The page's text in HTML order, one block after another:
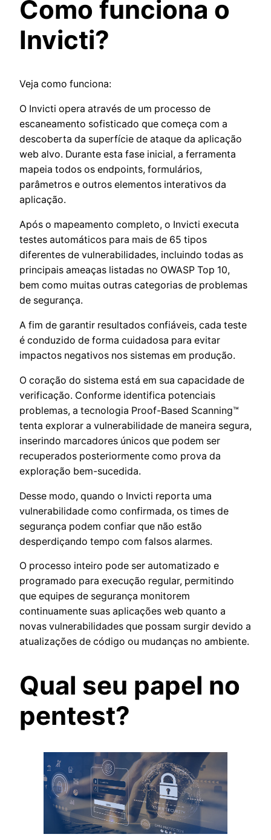
Como funciona o
Invicti?
Veja como funciona:
O Invicti opera através de um processo de
escaneamento sofisticado que começa com a
descoberta da superfície de ataque da aplicação
web alvo. Durante esta fase inicial, a ferramenta
mapeia todos os endpoints, formulários,
parâmetros e outros elementos interativos da
aplicação.
Após o mapeamento completo, o Invicti executa
testes automáticos para mais de 65 tipos
diferentes de vulnerabilidades, incluindo todas as
principais ameaças listadas no OWASP Top 10,
bem como muitas outras categorias de problemas
de segurança.
A fim de garantir resultados confiáveis, cada teste
é conduzido de forma cuidadosa para evitar
impactos negativos nos sistemas em produção.
O coração do sistema está em sua capacidade de
verificação. Conforme identifica potenciais
problemas, a tecnologia Proof-Based Scanning™
tenta explorar a vulnerabilidade de maneira segura,
inserindo marcadores únicos que podem ser
recuperados posteriormente como prova da
exploração bem-sucedida.
Desse modo, quando o Invicti reporta uma
vulnerabilidade como confirmada, os times de
segurança podem confiar que não estão
desperdiçando tempo com falsos alarmes.
O processo inteiro pode ser automatizado e
programado para execução regular, permitindo
que equipes de segurança monitorem
continuamente suas aplicações web quanto a
novas vulnerabilidades que possam surgir devido a
atualizações de código ou mudanças no ambiente.
Qual seu papel no
pentest?